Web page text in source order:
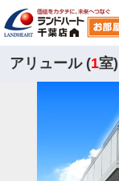
アリュール (1室)